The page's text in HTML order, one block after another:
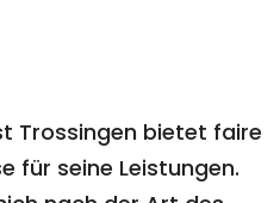
Trossingen bietet faire
für seine Leistungen.